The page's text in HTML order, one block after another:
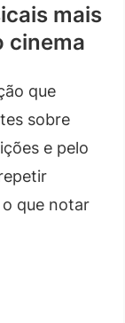
mais
cinema
que
sobre
e pelo
que notar